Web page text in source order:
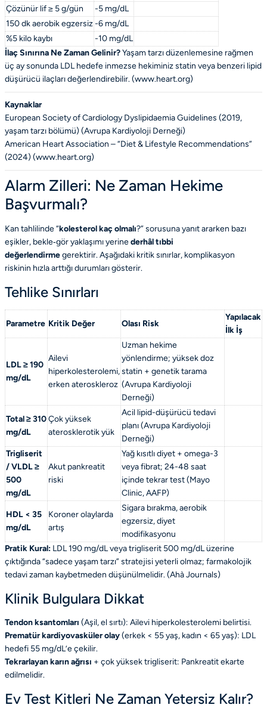
Çözünür lif ≥ 5 g/gün
-5 mg/dL
150 dk aerobik egzersiz-6 mg/dL
%5 kilo kaybı
-10 mg/dL
İlaç Sınırına Ne Zaman Gelinir?Yaşam tarzı düzenlemesine rağmen
üç ay sonunda LDL hedefe inmezse hekiminiz statin veya benzeri lipid
düşürücü ilaçları değerlendirebilir. (www.heart.org)
Kaynaklar
European Society of Cardiology Dyslipidaemia Guidelines (2019,
yaşam tarzı bölümü) (Avrupa Kardiyoloji Derneği)
American Heart Association – “Diet & Lifestyle Recommendations”
(2024) (www.heart.org)
Alarm Zilleri: Ne Zaman Hekime
Başvurmalı?
Kan tahlilinde “kolesterol kaç olmalı?” sorusuna yanıt ararken bazı
eşikler, bekle‐gör yaklaşımı yerinederhâl tıbbi
değerlendirmegerektirir. Aşağıdaki kritik sınırlar, komplikasyon
riskinin hızla arttığı durumları gösterir.
Tehlike Sınırları
Parametre Kritik Değer Olası Risk
Yapılacak
İlk İş
LDL ≥ 190
mg/dL
Ailevi
hiperkolesterolemi,
erken ateroskleroz
Uzman hekime
yönlendirme; yüksek doz
statin + genetik tarama
(Avrupa Kardiyoloji
Derneği)
Total ≥ 310
mg/dL
Çok yüksek
aterosklerotik yük
Acil lipid-düşürücü tedavi
planı (Avrupa Kardiyoloji
Derneği)
Trigliserit
/ VLDL ≥
500
mg/dL
Akut pankreatit
riski
Yağ kısıtlı diyet + omega-3
veya fibrat; 24-48 saat
içinde tekrar test (Mayo
Clinic,AAFP)
HDL < 35
mg/dL
Koroner olaylarda
artış
Sigara bırakma, aerobik
egzersiz, diyet
modifikasyonu
Pratik Kural: LDL 190 mg/dL veya trigliserit 500 mg/dL üzerine
çıktığında “sadece yaşam tarzı” stratejisi yeterli olmaz; farmakolojik
tedavi zaman kaybetmeden düşünülmelidir. (Ahà Journals)
Klinik Bulgulara Dikkat
Tendon ksantomları (Aşil, el sırtı): Ailevi hiperkolesterolemi belirtisi.
Prematür kardiyovasküler olay(erkek < 55 yaş, kadın < 65 yaş): LDL
hedefi 55 mg/dL’e çekilir.
Tekrarlayan karın ağrısı + çok yüksek trigliserit: Pankreatit ekarte
edilmelidir.
Ev Test Kitleri Ne Zaman Yetersiz Kalır?